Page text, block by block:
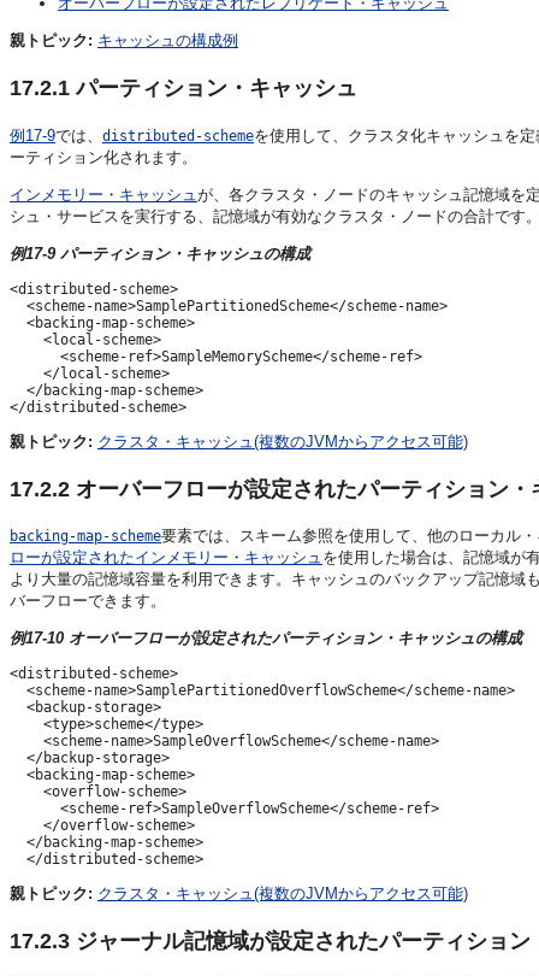
親トピック: キャッシュの構成例
17.2.1パーティション・キャッシュ
例17-9では、 distributed-schemeを使用して、クラスタ化キャッシュを
ーティション化されます。
インメモリー・キャッシュ が、各クラスタ・ノードのキャッシュ記憶域を
シュ・サービスを実行する、記憶域が有効なクラスタ・ノードの合計です
例17-9 パーティション・キャッシュの構成
<distributed-scheme>
  <scheme-name>SamplePartitionedScheme</scheme-name>
  <backing-map-scheme>
    <local-scheme>
      <scheme-ref>SampleMemoryScheme</scheme-ref>
    </local-scheme>
  </backing-map-scheme>
親トピック: クラスタ・キャッシュ(複数のJVMからアクセス可能)
17.2.2 オーバーフローが設定されたパーティション・
backing-map-scheme要素では、スキーム参照を使用して、他のローカル
ローが設定されたインメモリー・キャッシュ を使用した場合は、記憶域が
より大量の記憶域容量を利用できます。キャッシュのバックアップ記憶
バーフローできます。
例17-10 オーバーフローが設定されたパーティション・キャッシュの構成
<distributed-scheme>
  <scheme-name>SamplePartitionedOverflowScheme</scheme-name>
  <backup-storage>
    <type>scheme</type>
    <scheme-name>SampleOverflowScheme</scheme-name>
  </backup-storage>
  <backing-map-scheme>
    <overflow-scheme>
      <scheme-ref>SampleOverflowScheme</scheme-ref>
    </overflow-scheme>
  </backing-map-scheme>
親トピック: クラスタ・キャッシュ(複数のJVMからアクセス可能)
17.2.3 ジャーナル記憶域が設定されたパーティション